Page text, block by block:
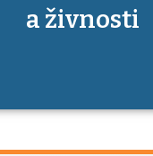
a živnosti